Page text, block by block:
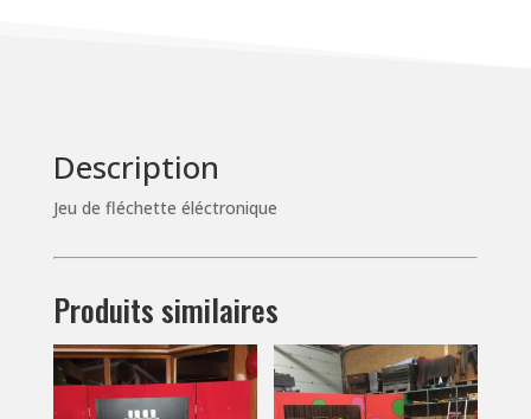
Description
Jeu de fléchette éléctronique
Produits similaires